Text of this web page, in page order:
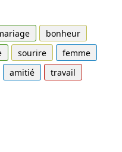
bonheur
sourire
femme
amitié
travail